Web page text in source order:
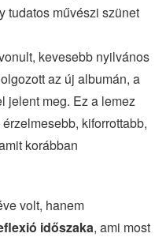
tudatos művészi szünet
kevesebb nyilvános
az új albumán, a
jelent meg. Ez a lemez
kiforrottabb,
korábban
volt, hanem
időszaka, ami most